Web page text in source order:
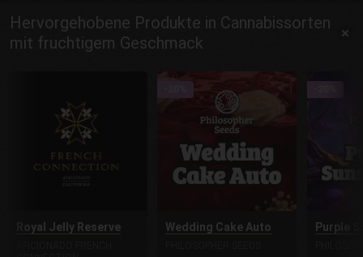
Hervorgehobene Produkte in Cannabissorten
mit fruchtigem Geschmack
Royal Jelly Reserve Wedding Cake Auto Purple